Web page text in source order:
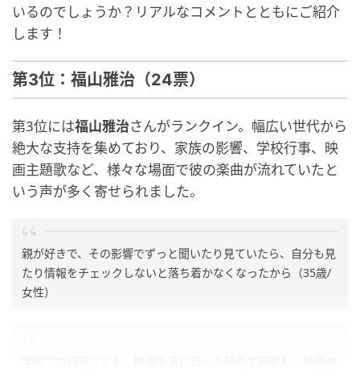
いるのでしょうか？リアルなコメントとともにご紹介
します！
第3位：福山雅治（24票）
第3位には福山雅治さんがランクイン。幅広い世代から
絶大な支持を集めており、家族の影響、学校行事、映
画主題歌など、様々な場面で彼の楽曲が流れていたと
いう声が多く寄せられました。
親が好きで、その影響でずっと聞いたり見ていたら、自分も見
たり情報をチェックしないと落ち着かなくなったから（35歳/
女性）